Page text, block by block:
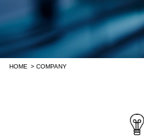
HOME COMPANY